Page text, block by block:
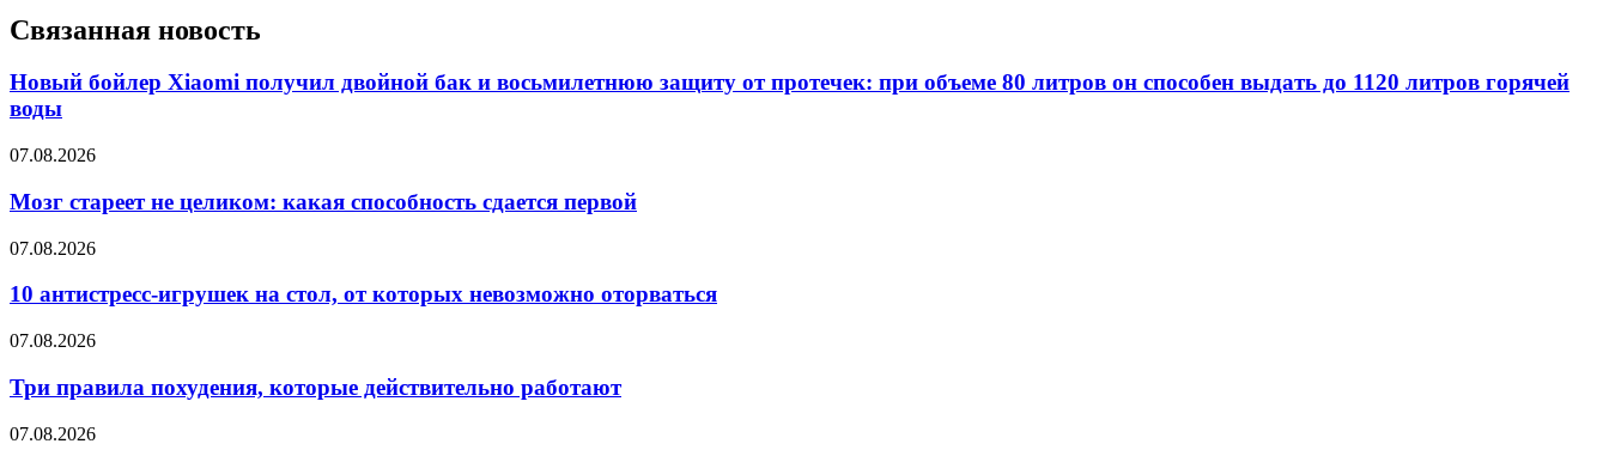
Связанная новость
Новый бойлер Xiaomi получил двойной бак и восьмилетнюю защиту от протечек: при объеме 80 литров он способен выдать до 1120 литров горячей
воды
07.08.2026
Мозг стареет не целиком: какая способность сдается первой
07.08.2026
10 антистресс-игрушек на стол, от которых невозможно оторваться
07.08.2026
Три правила похудения, которые действительно работают
07.08.2026